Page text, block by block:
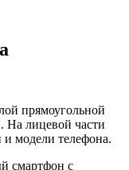
прямоугольной
На лицевой части
модели телефона.